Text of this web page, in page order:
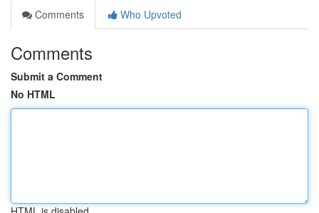
Comments
Who Upvoted
Comments
Submit a Comment
No HTML